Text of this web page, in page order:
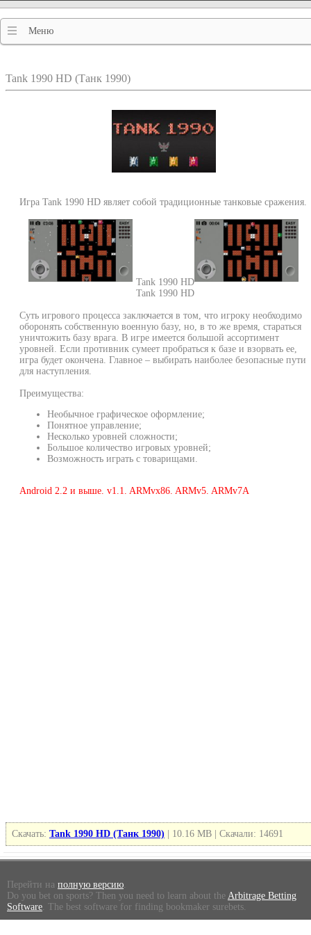
Меню
Tank 1990 HD (Танк 1990)
Игра Tank 1990 HD являет собой традиционные танковые сражения.
Tank 1990 HD
Tank 1990 HD
Суть игрового процесса заключается в том, что игроку необходимо
оборонять собственную военную базу, но, в то же время, стараться
уничтожить базу врага. В игре имеется большой ассортимент
уровней. Если противник сумеет пробраться к базе и взорвать ее,
игра будет окончена. Главное – выбирать наиболее безопасные пути
для наступления.
Преимущества:
Необычное графическое оформление;
Понятное управление;
Несколько уровней сложности;
Большое количество игровых уровней;
Возможность играть с товарищами.
Android 2.2 и выше. v1.1. ARMvx86. ARMv5. ARMv7A
Скачать: Tank 1990 HD (Танк 1990) | 10.16 MB | Скачали: 14691
Перейти на полную версию.
Do you bet on sports? Then you need to learn about the Arbitrage Betting
Software. The best software for finding bookmaker surebets.